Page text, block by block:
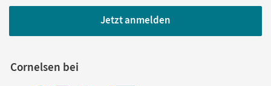
Jetzt anmelden
Cornelsen bei